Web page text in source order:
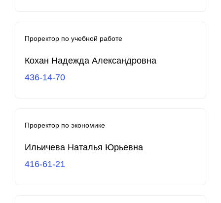
Проректор по учебной работе
Кохан Надежда Александровна
436-14-70
Проректор по экономике
Ильичева Наталья Юрьевна
416-61-21